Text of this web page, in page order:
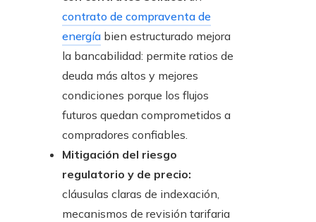
contrato de compraventa de
energía bien estructurado mejora
la bancabilidad: permite ratios de
deuda más altos y mejores
condiciones porque los flujos
futuros quedan comprometidos a
compradores confiables.
Mitigación del riesgo
regulatorio y de precio:
cláusulas claras de indexación,
mecanismos de revisión tarifaria